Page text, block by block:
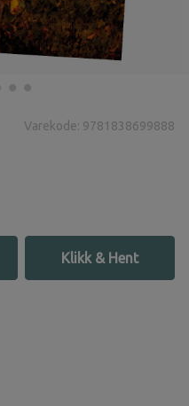
Varekode: 9781838699888
Klikk & Hent